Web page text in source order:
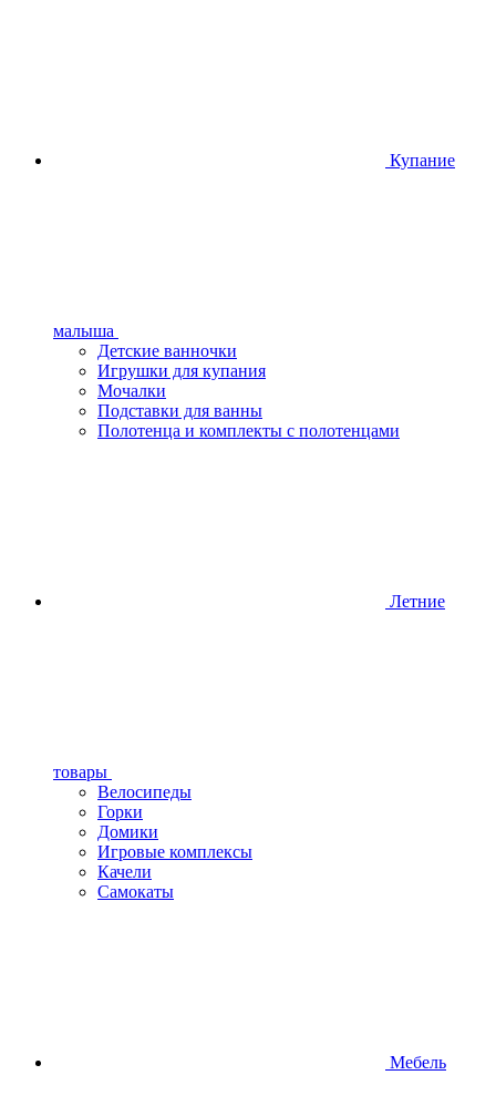
Купание
малыша
Детские ванночки
Игрушки для купания
Мочалки
Подставки для ванны
Полотенца и комплекты с полотенцами
Летние
товары
Велосипеды
Горки
Домики
Игровые комплексы
Качели
Самокаты
Мебель